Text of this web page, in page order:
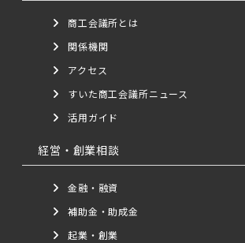
商工会議所とは
関係機関
アクセス
すいた商工会議所ニュース
活用ガイド
経営・創業相談
金融・融資
補助金・助成金
起業・創業